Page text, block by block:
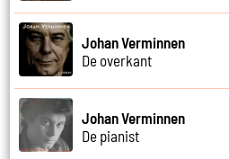
Johan Verminnen
De overkant
Johan Verminnen
De pianist